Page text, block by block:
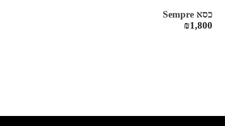
כסא Sempre
₪1,800